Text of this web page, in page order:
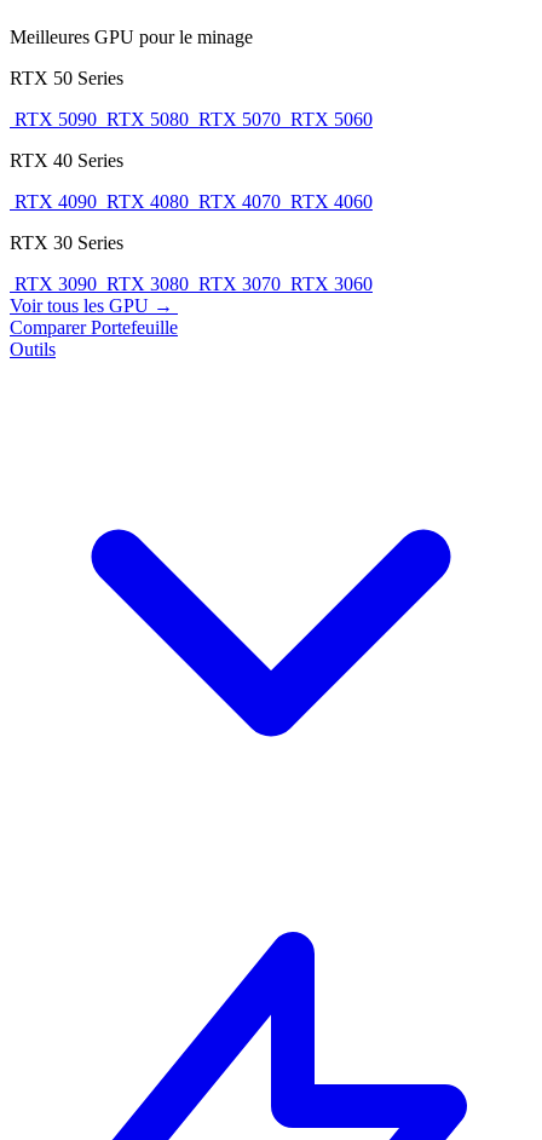
Meilleures GPU pour le minage
RTX 50 Series
RTX 5090 RTX 5080 RTX 5070 RTX 5060
RTX 40 Series
RTX 4090 RTX 4080 RTX 4070 RTX 4060
RTX 30 Series
RTX 3090 RTX 3080 RTX 3070 RTX 3060
Voir tous les GPU →
ComparerPortefeuille
Outils